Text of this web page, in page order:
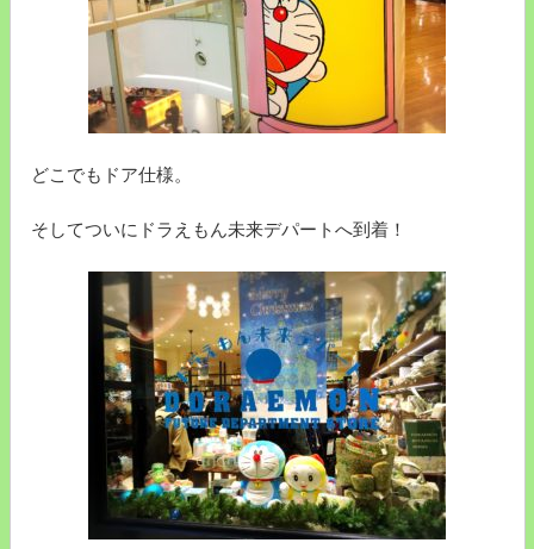
どこでもドア仕様。
そしてついにドラえもん未来デパートへ到着！